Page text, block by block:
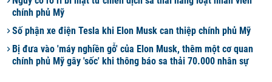
chính phủ Mỹ
Số phận xe điện Tesla khi Elon Musk can thiệp chính phủ Mỹ
Bị đưa vào 'máy nghiền gỗ' của Elon Musk, thêm một cơ quan
chính phủ Mỹ gây 'sốc' khi thông báo sa thải 70.000 nhân sự